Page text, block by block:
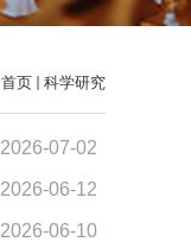
首页 科学研究
2026-07-02
2026-06-12
2026-06-10